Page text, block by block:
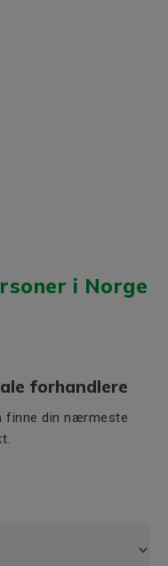
i Norge
forhandlere
finne din nærmeste